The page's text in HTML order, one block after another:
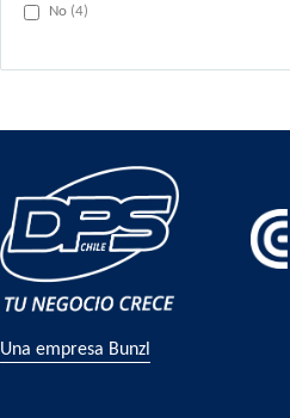
No 4items
Una empresa Bunzl